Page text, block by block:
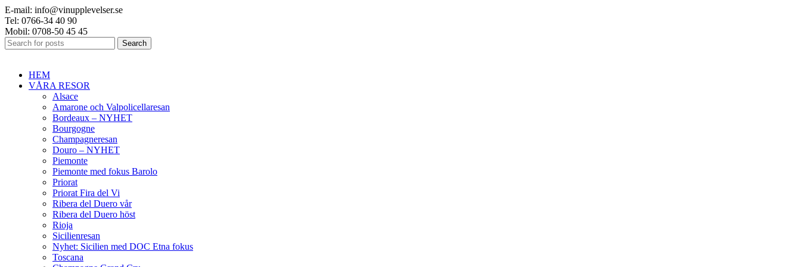
E-mail: info@vinupplevelser.se
Tel: 0766-34 40 90
Mobil: 0708-50 45 45
Search
HEM
VÅRA RESOR
Alsace
Amarone och Valpolicellaresan
Bordeaux – NYHET
Bourgogne
Champagneresan
Douro – NYHET
Piemonte
Piemonte med fokus Barolo
Priorat
Priorat Fira del Vi
Ribera del Duero vår
Ribera del Duero höst
Rioja
Sicilienresan
Nyhet: Sicilien med DOC Etna fokus
Toscana